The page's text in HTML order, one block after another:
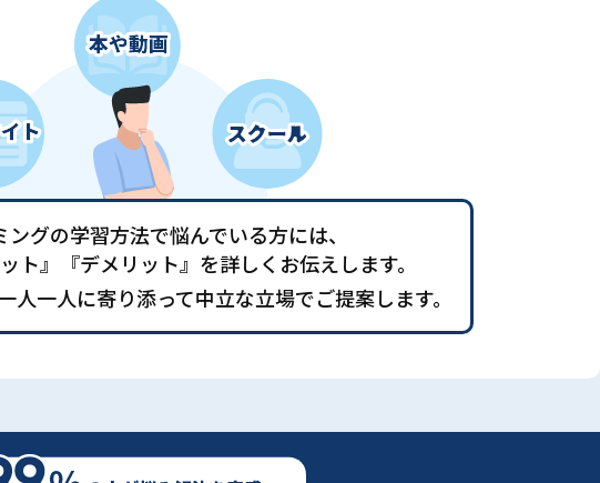
ングの学習方法で悩んでいる方には、
ト』『デメリット』を詳しくお伝えします。
人一人に寄り添って中立な立場でご提案します。